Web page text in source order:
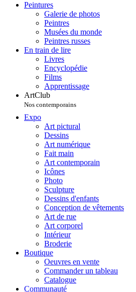
Peintures
Galerie de photos
Peintres
Musées du monde
Peintres russes
En train de lire
Livres
Encyclopédie
Films
Apprentissage
ArtClub
Nos contemporains
Expo
Art pictural
Dessins
Art numérique
Fait main
Art contemporain
Icônes
Photo
Sculpture
Dessins d'enfants
Conception de vêtements
Art de rue
Art corporel
Intérieur
Broderie
Boutique
Oeuvres en vente
Commander un tableau
Catalogue
Communauté